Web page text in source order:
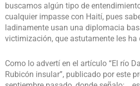
buscamos algún tipo de
cualquier impasse con Haití, pues
ladinamente usan una diplomacia
victimización, que astutamente les ha
Como lo advertí en el artículo “El río
Rubicón insular”, publicado por este